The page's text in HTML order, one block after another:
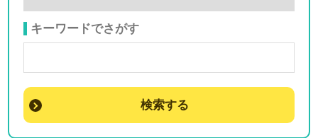
キーワードでさがす
検索する